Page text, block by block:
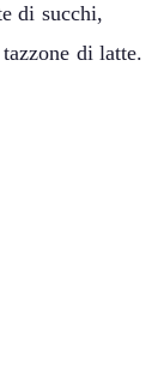
di succhi,
di latte.